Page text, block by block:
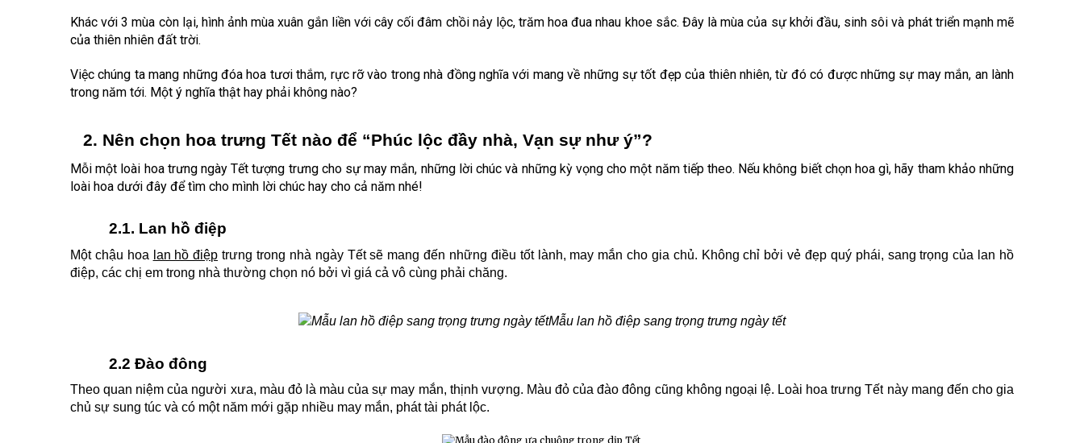
Khác với 3 mùa còn lại, hình ảnh mùa xuân gắn liền với cây cối đâm chồi nảy lộc, trăm hoa đua nhau khoe sắc. Đây là mùa của sự khởi đầu, sinh sôi và phát triển mạnh mẽ
của thiên nhiên đất trời.
Việc chúng ta mang những đóa hoa tươi thắm, rực rỡ vào trong nhà đồng nghĩa với mang về những sự tốt đẹp của thiên nhiên, từ đó có được những sự may mắn, an lành
trong năm tới. Một ý nghĩa thật hay phải không nào?
Nên chọn hoa trưng Tết nào để “Phúc lộc đầy nhà, Vạn sự như ý”?
Mỗi một loài hoa trưng ngày Tếttượng trưng cho sự may mắn, những lời chúc và những kỳ vọng cho một năm tiếp theo. Nếu không biết chọn hoa gì, hãy tham khảo những
loài hoa dưới đây để tìm cho mình lời chúc hay cho cả năm nhé!
2.1. Lan hồ điệp
Một chậu hoa lan hồ điệp trưng trong nhà ngày Tết sẽ mang đến những điều tốt lành, may mắn cho gia chủ. Không chỉ bởi vẻ đẹp quý phái, sang trọng của lan hồ
điệp, các chị em trong nhà thường chọn nó bởi vì giá cả vô cùng phải chăng.
Mẫu lan hồ điệp sang trọng trưng ngày tết
2.2 Đào đông
Theo quan niệm của người xưa, màu đỏ là màu của sự may mắn, thịnh vượng. Màu đỏ của đào đông cũng không ngoại lệ. Loài hoa trưng Tết này mang đến cho gia
chủ sự sung túc và có một năm mới gặp nhiều may mắn, phát tài phát lộc.